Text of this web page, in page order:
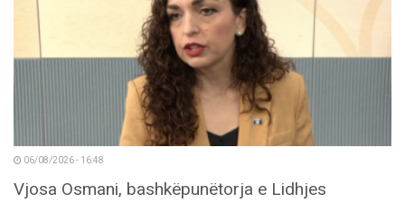
06/08/2026 - 16:48
Vjosa Osmani, bashkëpunëtorja e Lidhjes